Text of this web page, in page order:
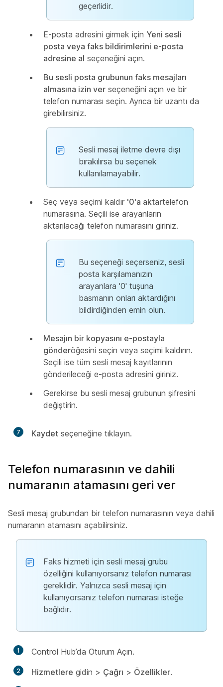
geçerlidir.
E-posta adresini girmek için Yeni sesli
posta veya faks bildirimlerini e-posta
adresine al seçeneğini açın.
Bu sesli posta grubunun faks mesajları
almasına izin ver seçeneğini açın ve bir
telefon numarası seçin. Ayrıca bir uzantı da
girebilirsiniz.
Sesli mesaj iletme devre dışı
bırakılırsa bu seçenek
kullanılamayabilir.
Seç veya seçimi kaldır '0'a aktartelefon
numarasına. Seçili ise arayanların
aktarılacağı telefon numarasını giriniz.
Bu seçeneği seçerseniz, sesli
posta karşılamanızın
arayanlara '0' tuşuna
basmanın onları aktardığını
bildirdiğinden emin olun.
Mesajın bir kopyasını e-postayla
gönderöğesini seçin veya seçimi kaldırın.
Seçili ise tüm sesli mesaj kayıtlarının
gönderileceği e-posta adresini giriniz.
Gerekirse bu sesli mesaj grubunun şifresini
değiştirin.
7 Kaydet seçeneğine tıklayın.
Telefon numarasının ve dahili
numaranın atamasını geri ver
Sesli mesaj grubundan bir telefon numarasının veya dahili
numaranın atamasını açabilirsiniz.
Faks hizmeti için sesli mesaj grubu
özelliğini kullanıyorsanız telefon numarası
gereklidir. Yalnızca sesli mesaj için
kullanıyorsanız telefon numarası isteğe
bağlıdır.
1 Control Hub’da Oturum Açın.
2 Hizmetlere gidin > Çağrı > Özellikler.